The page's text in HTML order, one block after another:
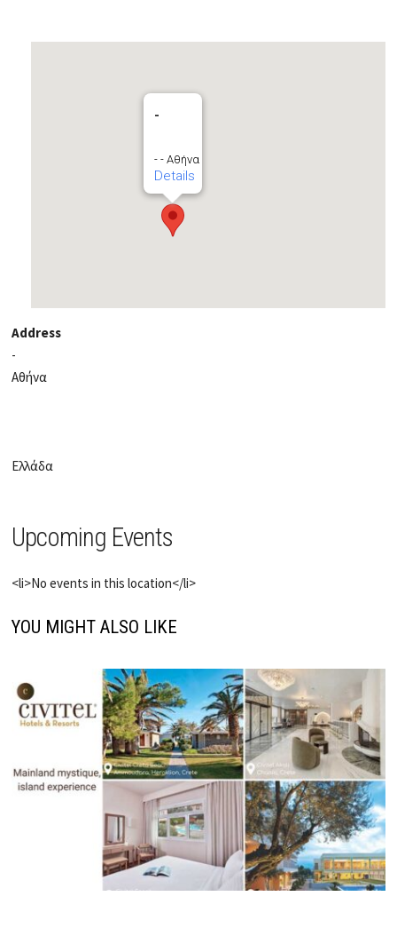
-
- - Αθήνα
Details
Address
-
Αθήνα
Ελλάδα
Upcoming Events
<li>No events in this location</li>
YOU MIGHT ALSO LIKE